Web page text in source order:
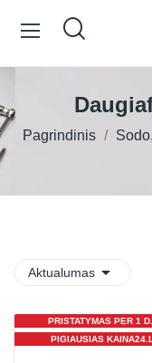
Pagrindinis
Aktualumas 
PIGIAUSIAS
PRISTATYMAS PER 1